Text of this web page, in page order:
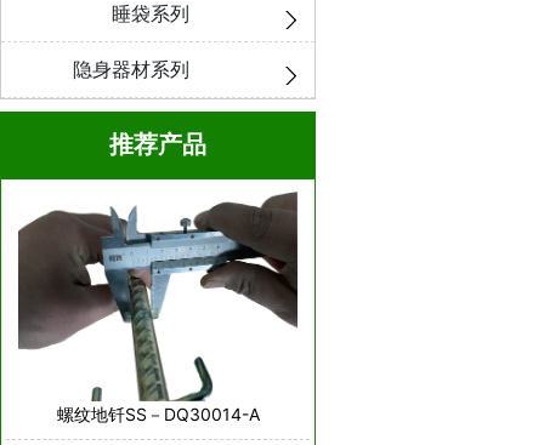
睡袋系列
隐身器材系列
推荐产品
螺纹地钎SS－DQ30014-A